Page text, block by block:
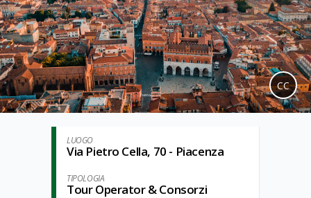
CC
LUOGO
Via Pietro Cella, 70 - Piacenza
TIPOLOGIA
Tour Operator & Consorzi